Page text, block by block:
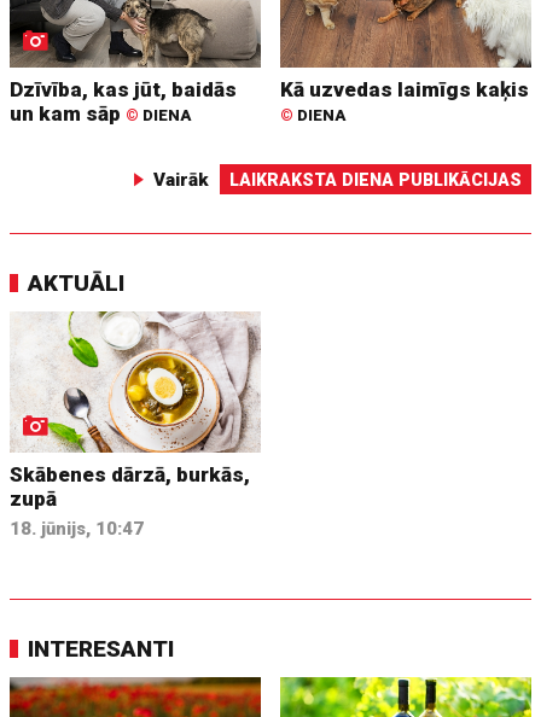
Dzīvība, kas jūt, baidās
un kam sāp © DIENA
Kā uzvedas laimīgs kaķis
© DIENA
Vairāk LAIKRAKSTA DIENA PUBLIKĀCIJAS
AKTUĀLI
Skābenes dārzā, burkās,
zupā
18. jūnijs, 10:47
INTERESANTI